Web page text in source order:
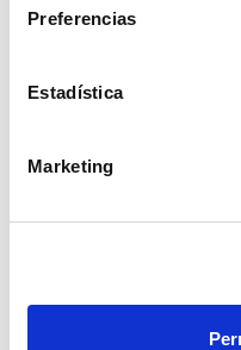
Preferencias
Estadística
Marketing
Lanza de riego